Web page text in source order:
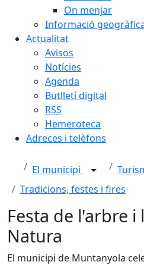
On menjar
Informació
Actualitat
Avisos
Notícies
Agenda
Butlletí digital
RSS
Hemeroteca
Adreces i telèfons
El municipi
Tradicions, festes i fires
Festa de l'arbre i
Natura
El municipi de Muntanyola